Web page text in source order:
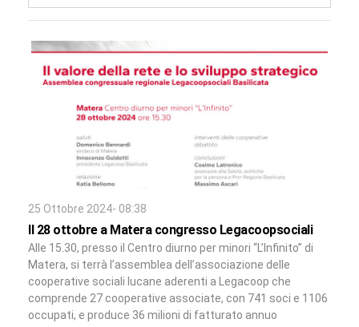
25 Ottobre 2024- 08:38
Il 28 ottobre a Matera congresso Legacoopsociali
Alle 15.30, presso il Centro diurno per minori “L’Infinito” di
Matera, si terrà l’assemblea dell’associazione delle
cooperative sociali lucane aderenti a Legacoop che
comprende 27 cooperative associate, con 741 soci e 1106
occupati, e produce 36 milioni di fatturato annuo